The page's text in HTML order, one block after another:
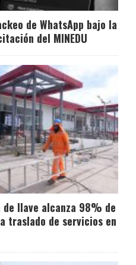
de WhatsApp bajo la
del MINEDU
Ilave alcanza 98% de
traslado de servicios en